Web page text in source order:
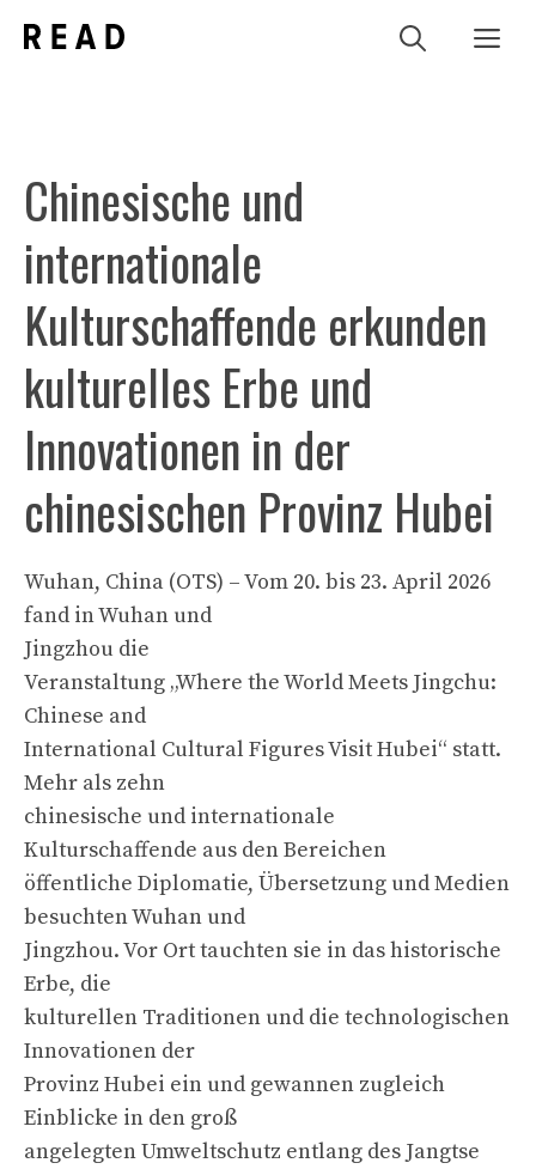
Inhalt
Chinesische und
internationale
Kulturschaffende erkunden
kulturelles Erbe und
Innovationen in der
chinesischen Provinz Hubei
Wuhan, China (OTS) – Vom 20. bis 23. April 2026
fand in Wuhan und
Jingzhou die
Veranstaltung „Where the World Meets Jingchu:
Chinese and
International Cultural Figures Visit Hubei“ statt.
Mehr als zehn
chinesische und internationale
Kulturschaffende aus den Bereichen
öffentliche Diplomatie, Übersetzung und Medien
besuchten Wuhan und
Jingzhou. Vor Ort tauchten sie in das historische
Erbe, die
kulturellen Traditionen und die technologischen
Innovationen der
Provinz Hubei ein und gewannen zugleich
Einblicke in den groß
angelegten Umweltschutz entlang des Jangtse